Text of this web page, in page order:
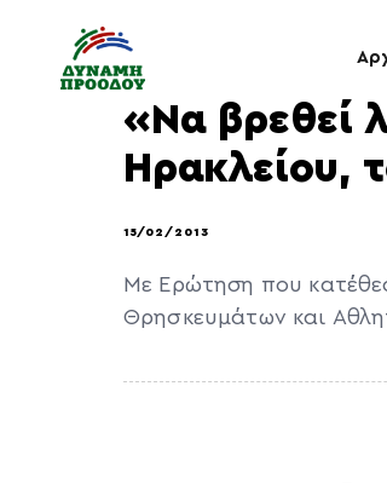
«Να βρεθεί
Ηρακλείου,
15/02/2013
Με Ερώτηση που
Θρησκευμάτων και